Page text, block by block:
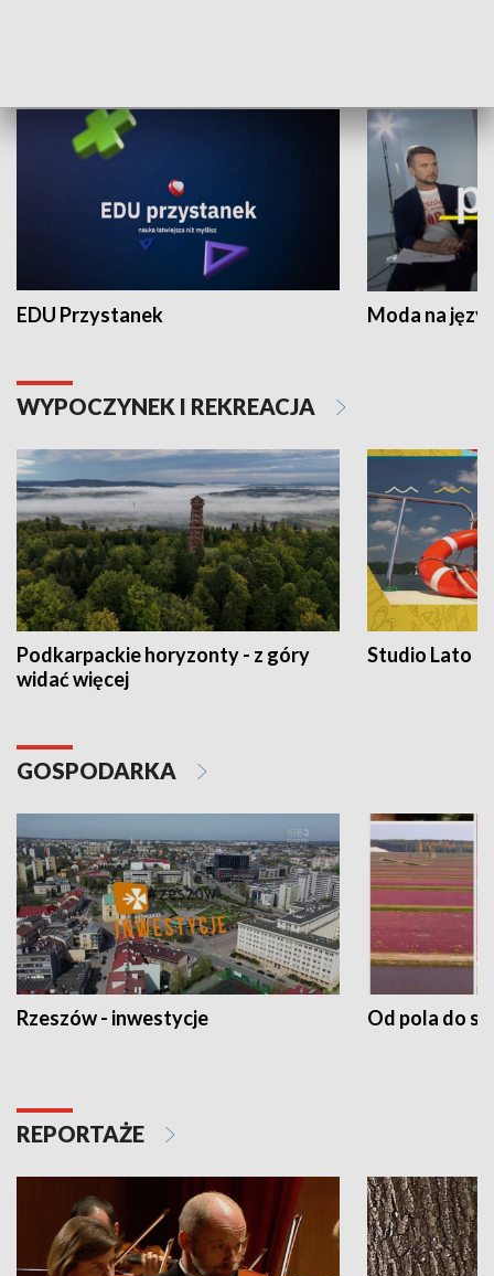
EDU Przystanek Moda na
WYPOCZYNEK I REKREACJA
Podkarpackie horyzonty - z góry
widać więcej
Studio Lato
GOSPODARKA
Rzeszów - inwestycje Od pola do
REPORTAŻE